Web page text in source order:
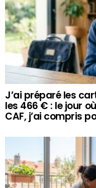
J’ai préparé les
les 466 € : le jour
CAF, j’ai compris